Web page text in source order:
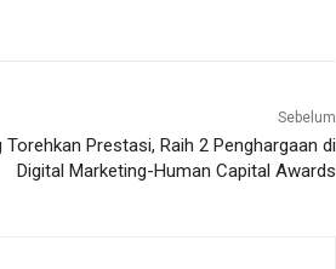
Sebelum
Torehkan Prestasi, Raih 2 Penghargaan di
Digital Marketing-Human Capital Awards